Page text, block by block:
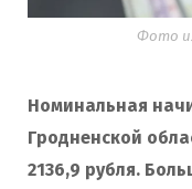
Фото
Номинальная
Гродненской
2136,9 рубля.